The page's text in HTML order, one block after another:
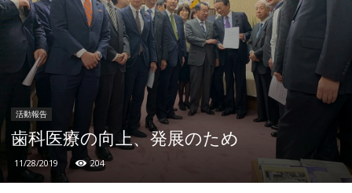
活動報告
歯科医療の向上、発展のため
11/28/2019 204